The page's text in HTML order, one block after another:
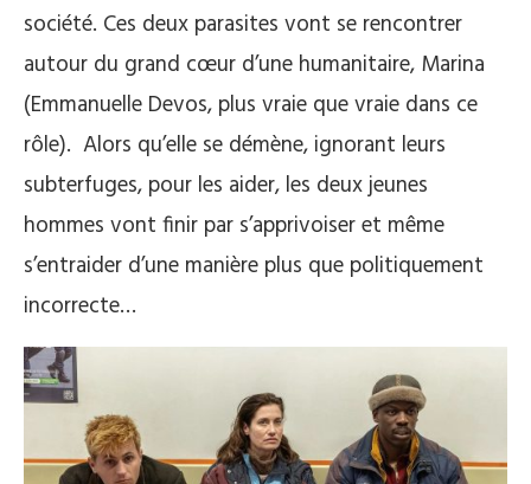
société. Ces deux parasites vont se rencontrer
autour du grand cœur d’une humanitaire, Marina
(Emmanuelle Devos, plus vraie que vraie dans ce
rôle). Alors qu’elle se démène, ignorant leurs
subterfuges, pour les aider, les deux jeunes
hommes vont finir par s’apprivoiser et même
s’entraider d’une manière plus que politiquement
incorrecte…